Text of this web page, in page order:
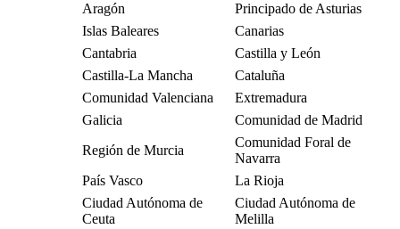
Aragón
Principado de Asturias
Islas Baleares
Canarias
Cantabria
Castilla y León
Castilla-La Mancha
Cataluña
Comunidad Valenciana
Extremadura
Galicia
Comunidad de Madrid
Región de Murcia
Comunidad Foral de
Navarra
País Vasco
La Rioja
Ciudad Autónoma de
Ceuta
Ciudad Autónoma de
Melilla